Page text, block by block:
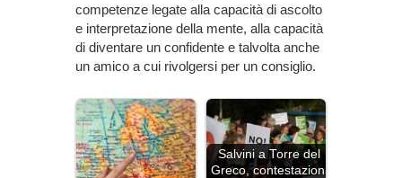
competenze legate alla capacità di ascolto
e interpretazione della mente, alla capacità
di diventare un confidente e talvolta anche
un amico a cui rivolgersi per un consiglio.
Salvini a Torre del
Greco, contestazioni